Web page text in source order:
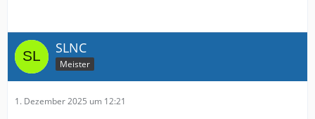
vermeintlichen Kriminalitätsprävention zu erkennen
und aufzuschlüsseln. Soweit, so gut. Nur, woher weiß
ich, dass mit diesen Daten, die dort eingespeist werden,
gewissenhaft umgegangen wird. Woher weiß ich, dass
sie in Deutschland bleiben? Denn: viele dieser Analysen
SLNC
Meister
1. Dezember 2025 um 12:21